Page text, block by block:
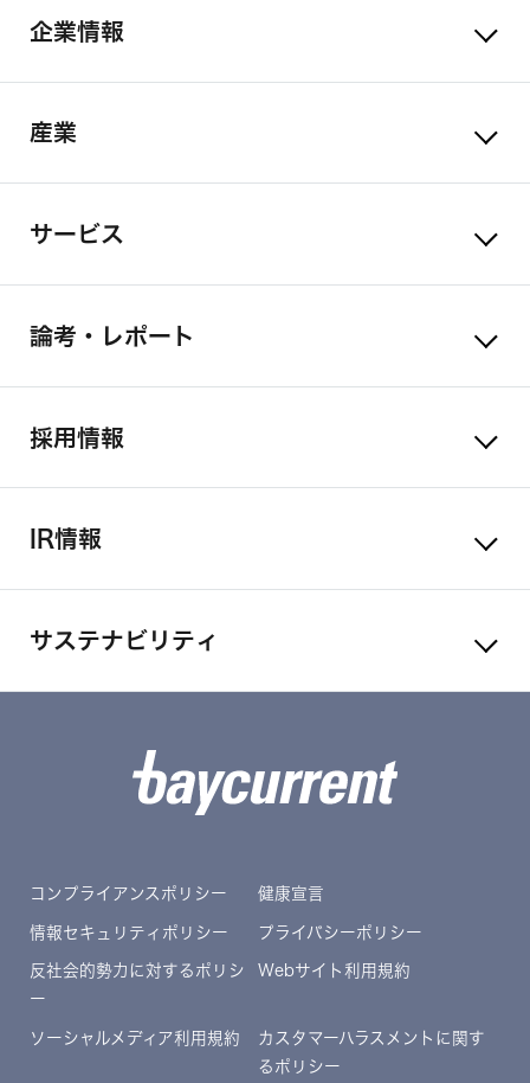
企業情報
産業
サービス
論考・レポート
採用情報
IR情報
サステナビリティ
コンプライアンスポリシー 健康宣言
情報セキュリティポリシー プライバシーポリシー
反社会的勢力に対するポリシ
ー
Webサイト利用規約
ソーシャルメディア利用規約
カスタマーハラスメントに関す
るポリシー